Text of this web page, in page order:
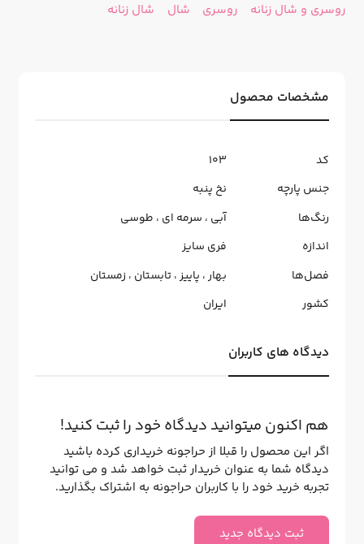
روسری و شال زنانه
روسری شال شال زنانه
مشخصات محصول
کد
103
جنس پارچه
نخ پنبه
رنگ‌ها
آبی ، سرمه ای ، طوسی
اندازه
فری سایز
فصل‌ها
بهار، پاییز،تابستان ، زمستان
کشور
ایران
دیدگاه های کاربران
هم اکنون میتوانید دیدگاه خود را ثبت کنید!
اگر این محصول را قبلا از حراجونه خریداری کرده باشید
دیدگاه شما به عنوان خریدار ثبت خواهد شد و می توانید
تجربه خرید خود را با کاربران حراجونه به اشتراک بگذارید.
ثبت دیدگاه جدید